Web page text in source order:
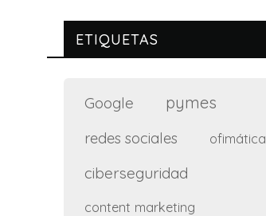
ETIQUETAS
Google pymes
redes sociales ofimática
ciberseguridad
content marketing